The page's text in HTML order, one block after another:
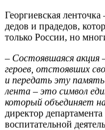
Георгиевская
дедов и прадедов,
только России, но
– Состоявшаяся
героев, отстоявших
и передать эту память
лента – это символ
который объединяет
директор
воспитательной